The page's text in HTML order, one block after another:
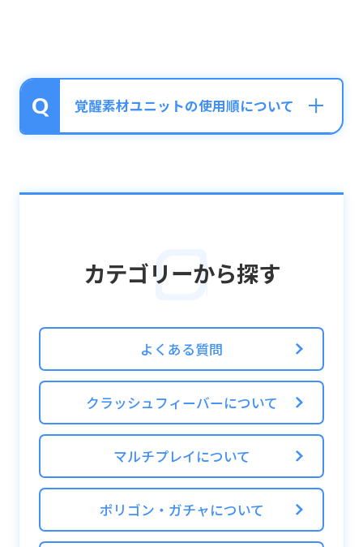
覚醒素材ユニットの使用順について
用されます。
3.バグが同じ場合、レベルが低いほう
4.レベルが同じ場合、スキルレベルが低いほ
5.スキルレベルが同じ場合、入手順が早いほ
う
これらの中で条件を満たすものから使用され
ます。
素材として使用したくない場合は、お気に入
り登録をおすすめします。
■お気に入り登録方法
カテゴリーから探す
よくある質問
クラッシュフィーバーについて
マルチプレイについて
ポリゴン・ガチャについて